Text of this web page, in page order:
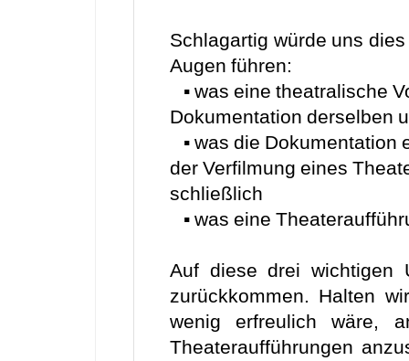
Schlagartig würde uns
Augen führen:
▪ was eine theatralische
Dokumentation derselben
▪ was die Dokumentation
der Verfilmung eines
schließlich
▪ was eine
Auf diese drei wichtigen
zurückkommen. Halten
wenig erfreulich wäre,
Theateraufführungen